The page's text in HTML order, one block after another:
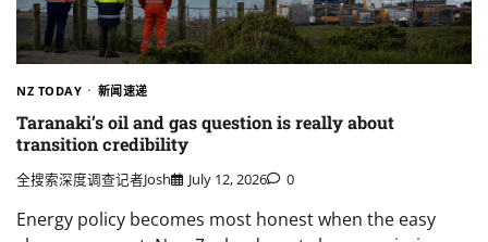
NZ TODAY 新闻速递
Taranaki’s oil and gas question is really about
transition credibility
全搜索深度调查记者Josh July 12, 2026 0
Energy policy becomes most honest when the easy